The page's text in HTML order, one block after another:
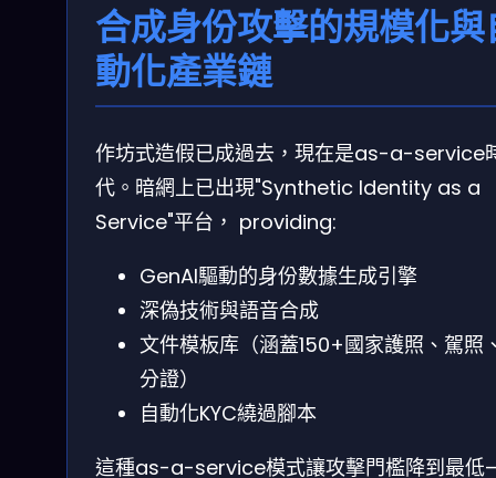
合成身份攻擊的規模化與
動化產業鏈
作坊式造假已成過去，現在是as-a-service
代。暗網上已出現"Synthetic Identity as a
Service"平台， providing:
GenAI驅動的身份數據生成引擎
深偽技術與語音合成
文件模板库（涵蓋150+國家護照、駕照
分證）
自動化KYC繞過腳本
這種as-a-service模式讓攻擊門檻降到最